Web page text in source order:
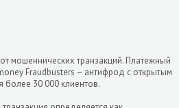
мошеннических транзакций. Платежный
Fraudbusters – антифрод с открытым
30 000 клиентов.